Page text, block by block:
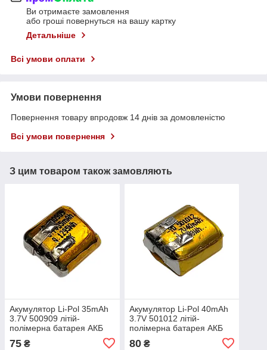
Ви отримаєте замовлення
або гроші повернуться на вашу картку
Детальніше
Всі умови оплати
Умови повернення
Повернення товару впродовж 14 днів за домовленістю
Всі умови повернення
З цим товаром також замовляють
Акумулятор Li-Pol 35mAh
3.7V 500909 літій-
полімерна батарея АКБ
для навушників та гарнітур
75 ₴
Акумулятор Li-Pol 40mAh
3.7V 501012 літій-
полімерна батарея АКБ
для навушників та гарнітур
80₴